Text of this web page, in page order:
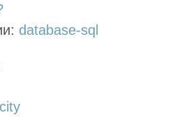
database-sql